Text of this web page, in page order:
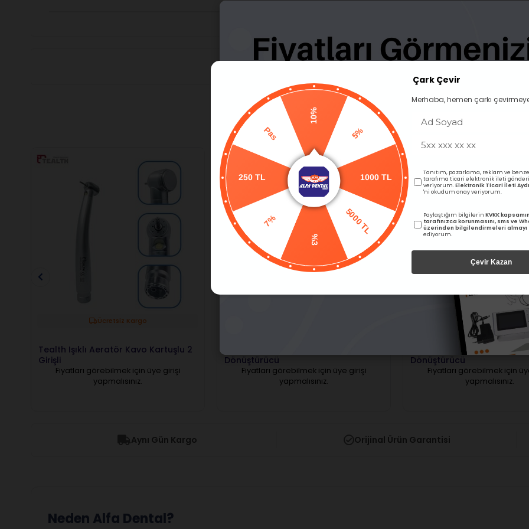
BENZER ÜRÜNLER
Ücretsiz Kargo
Tealth Işıklı Aeratör Kavo Kartuşlu 2
Girişli
Fiyatları görebilmek için üye girişi
yapmalısınız.
Dönüştürücü
Fiyatları görebilmek için üye girişi
yapmalısınız.
Tealth Adaptör Çevirici 4/2
Dönüştürücü
Fiyatları görebilmek için
yapmalısınız.
Aynı Gün Kargo Orijinal Ürün Garantisi
Neden Alfa Dental?
10%
5%
1000 TL
5000 TL
%3
7%
250 TL
Pas
Çark Çevir
Merhaba, hemen çarkı
Tanıtım, pazarlama, reklam ve
tarafıma ticari elektronik ileti
veriyorum.Elektronik Ticari İleti
'ni okudum onay veriyorum.
Paylaştığım bilgilerin KVKK
tarafınızca korunmasını, sms ve
üzerinden bilgilendirmeleri almayı
ediyorum.
Çevir Kazan